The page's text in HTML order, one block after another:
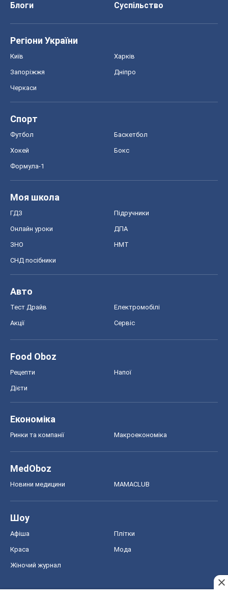
Блоги
Суспільство
Регіони України
Київ Харків
Запоріжжя Дніпро
Черкаси
Спорт
Футбол Баскетбол
Хокей Бокс
Формула-1
Моя школа
ГДЗ Підручники
Онлайн уроки ДПА
ЗНО НМТ
СНД посібники
Авто
Тест Драйв Електромобілі
Акції Сервіс
Food Oboz
Рецепти Напої
Дієти
Економіка
Ринки та компанії Макроекономіка
MedOboz
Новини медицини MAMACLUB
Шоу
Афіша Плітки
Краса Мода
Жіночий журнал